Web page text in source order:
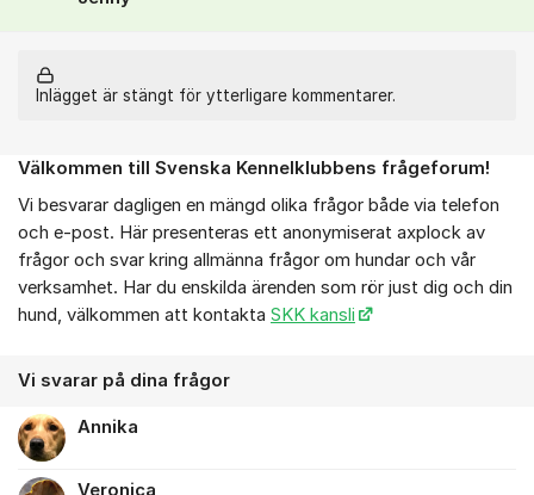
Inlägget är stängt för ytterligare kommentarer.
Om forumet
Välkommen till Svenska Kennelklubbens frågeforum!
Vi besvarar dagligen en mängd olika frågor både via telefon
och e-post. Här presenteras ett anonymiserat axplock av
frågor och svar kring allmänna frågor om hundar och vår
verksamhet. Har du enskilda ärenden som rör just dig och din
hund, välkommen att kontakta SKK kansli
Vi svarar på dina frågor
Annika
Veronica